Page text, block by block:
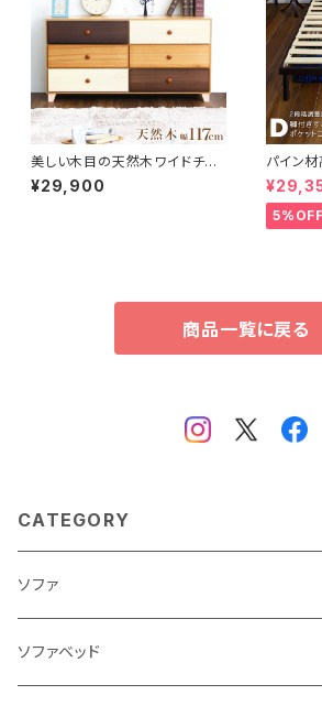
美しい木目の天然木ワイドチェ
スト 3段 幅117cm Loarシリー
ズ 日本製・完成品｜Loar-ロ
¥29,900
パイン
すのこベ
トレス
M-D
5%OFF
商品一覧に戻る
CATEGORY
ソファ
3人掛け
ソファベッド